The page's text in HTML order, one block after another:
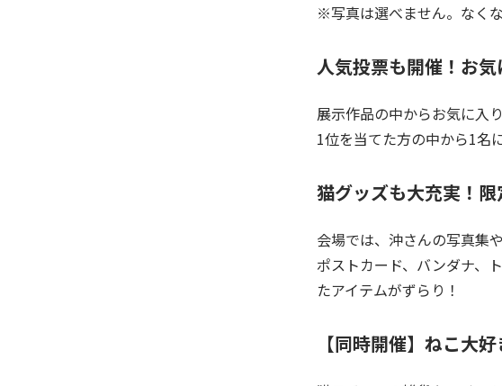
※写真は選べません。なく
人気投票も開催！お
展示作品の中からお気に入
1位を当てた方の中から1名
猫グッズも大充実！
会場では、沖さんの写真集
ポストカード、バンダナ、
たアイテムがずらり！
【同時開催】ねこ大